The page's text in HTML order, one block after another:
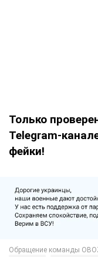
Только
Telegram-
фейки!